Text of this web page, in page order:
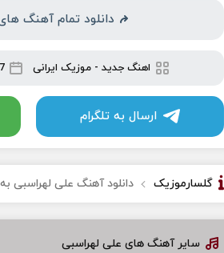
دانلود تمام آهنگ
اهنگ جدید- موزیک ایرانی 17
ارسال به تلگرام
گلسارموزیک دانلود آهنگ علی لهراسبی
سایر آهنگ های علی لهراسبی